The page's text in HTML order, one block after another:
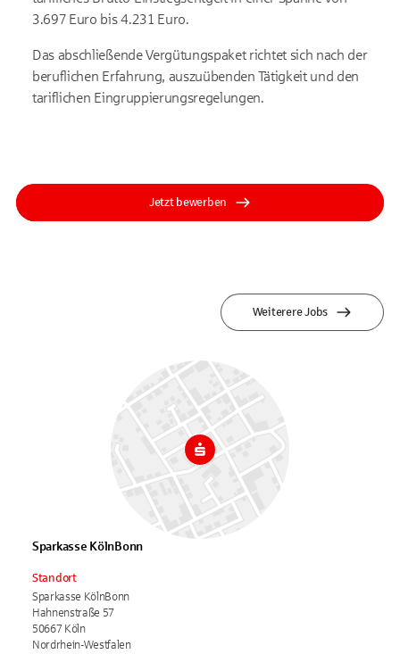
3.697 Euro bis 4.231 Euro.
Das abschließende Vergütungspaket richtet sich nach der
beruflichen Erfahrung, auszuübenden Tätigkeit und den
tariflichen Eingruppierungsregelungen.
Jetzt bewerben
Weiterere Jobs
Sparkasse KölnBonn
Standort
Sparkasse KölnBonn
Hahnenstraße 57
50667 Köln
Nordrhein-Westfalen